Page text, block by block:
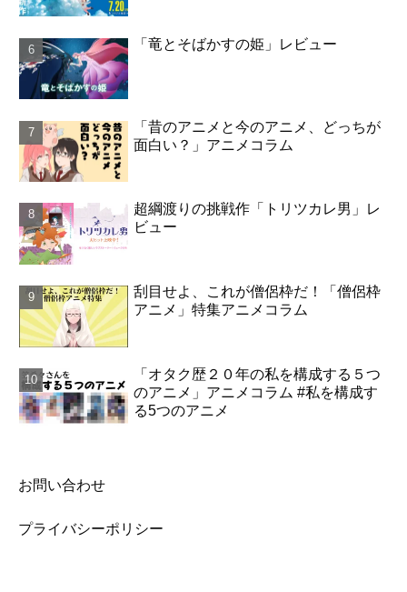
「竜とそばかすの姫」レビュー
「昔のアニメと今のアニメ、どっちが
面白い？」アニメコラム
超綱渡りの挑戦作「トリツカレ男」レ
ビュー
刮目せよ、これが僧侶枠だ！「僧侶枠
アニメ」特集アニメコラム
「オタク歴２０年の私を構成する５つ
のアニメ」アニメコラム #私を構成す
る5つのアニメ
お問い合わせ
プライバシーポリシー